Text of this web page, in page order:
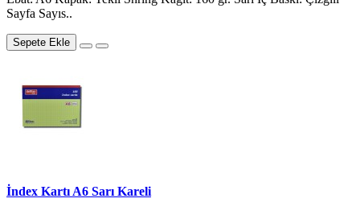
Sayfa Sayıs..
Sepete Ekle
İndex Kartı A6 Sarı Kareli